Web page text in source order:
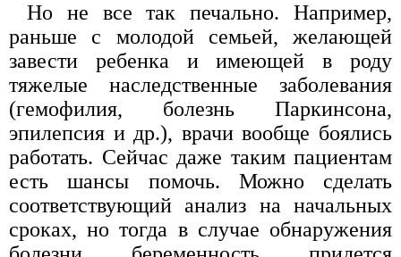
Но не все так печально. Например,
раньше с молодой семьей, желающей
завести ребенка и имеющей в роду
тяжелые наследственные заболевания
(гемофилия, болезнь Паркинсона,
эпилепсия и др.), врачи вообще боялись
работать. Сейчас даже таким пациентам
есть шансы помочь. Можно сделать
соответствующий анализ на начальных
сроках, но тогда в случае обнаружения